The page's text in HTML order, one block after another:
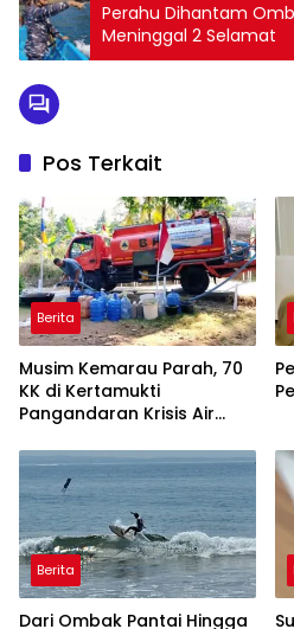
Perahu Dihantam
Meninggal 2 Selamat
Pos Terkait
Berita
Musim Kemarau Parah, 70
KK di Kertamukti
Pangandaran Krisis Air
BPBD Gerak Cepat
Berita
Dari Ombak Pantai Hingga